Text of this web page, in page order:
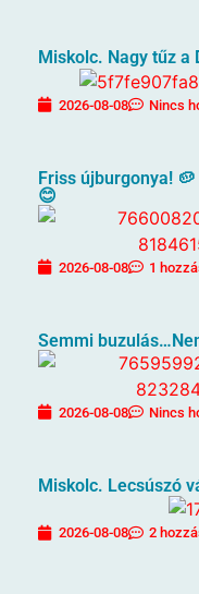
Miskolc. Nagy tűz a
2026-08-08 Nincs
Friss újburgonya!
😊
2026-08-08 1
Semmi
2026-08-08 Nincs
Miskolc. Lecsúszó
2026-08-08 2